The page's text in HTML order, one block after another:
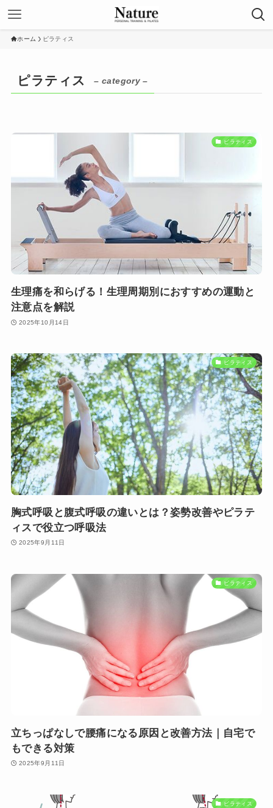
ホーム ピラティス
ピラティス – category –
ピラティス
生理痛を和らげる！生理周期別におすすめの運動と
注意点を解説
2025年10月14日
ピラティス
胸式呼吸と腹式呼吸の違いとは？姿勢改善やピラテ
ィスで役立つ呼吸法
2025年9月11日
ピラティス
立ちっぱなしで腰痛になる原因と改善方法｜自宅で
もできる対策
2025年9月11日
ピラティス